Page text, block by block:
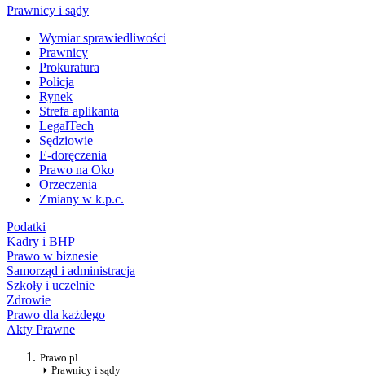
Prawnicy i sądy
Wymiar sprawiedliwości
Prawnicy
Prokuratura
Policja
Rynek
Strefa aplikanta
LegalTech
Sędziowie
E-doręczenia
Prawo na Oko
Orzeczenia
Zmiany w k.p.c.
Podatki
Kadry i BHP
Prawo w biznesie
Samorząd i administracja
Szkoły i uczelnie
Zdrowie
Prawo dla każdego
Akty Prawne
Prawo.pl
Prawnicy i sądy